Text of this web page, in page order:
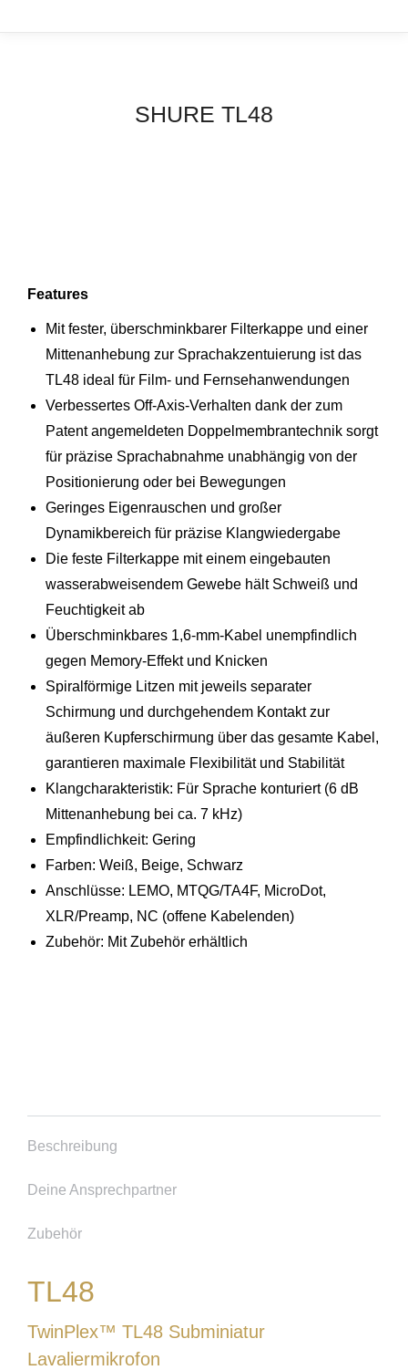
SHURE TL48
Features
Mit fester, überschminkbarer Filterkappe und einer
Mittenanhebung zur Sprachakzentuierung ist das
TL48 ideal für Film- und Fernsehanwendungen
Verbessertes Off-Axis-Verhalten dank der zum
Patent angemeldeten Doppelmembrantechnik sorgt
für präzise Sprachabnahme unabhängig von der
Positionierung oder bei Bewegungen
Geringes Eigenrauschen und großer
Dynamikbereich für präzise Klangwiedergabe
Die feste Filterkappe mit einem eingebauten
wasserabweisendem Gewebe hält Schweiß und
Feuchtigkeit ab
Überschminkbares 1,6-mm-Kabel unempfindlich
gegen Memory-Effekt und Knicken
Spiralförmige Litzen mit jeweils separater
Schirmung und durchgehendem Kontakt zur
äußeren Kupferschirmung über das gesamte Kabel,
garantieren maximale Flexibilität und Stabilität
Klangcharakteristik: Für Sprache konturiert (6 dB
Mittenanhebung bei ca. 7 kHz)
Empfindlichkeit: Gering
Farben: Weiß, Beige, Schwarz
Anschlüsse: LEMO, MTQG/TA4F, MicroDot,
XLR/Preamp, NC (offene Kabelenden)
Zubehör: Mit Zubehör erhältlich
Beschreibung
Deine Ansprechpartner
Zubehör
TL48
TwinPlex™ TL48 Subminiatur
Lavaliermikrofon